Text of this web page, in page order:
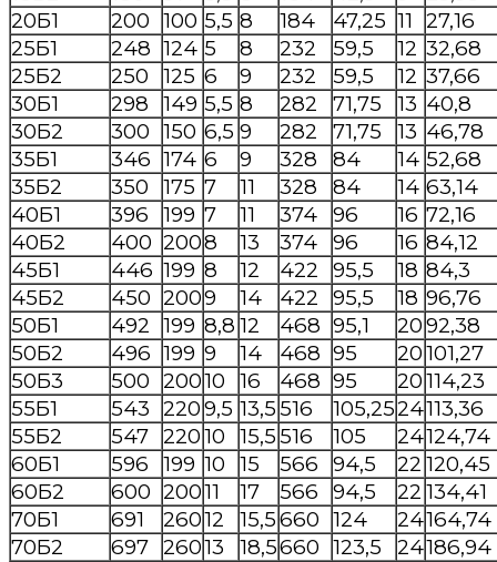
20Б1
200 100 5,5 8 184 47,25 11
27,16
25Б1
248 124 5 8 232 59,5 12 32,68
25Б2
250 125 6 9 232 59,5 12 37,66
30Б1
298 149 5,5 8 282 71,75 13 40,8
30Б2
300 150 6,5 9 282 71,75 13 46,78
35Б1
346 174 6 9 328 84 14 52,68
35Б2
350 175 7 11 328 84 14 63,14
40Б1
396 199 7 11 374 96 16 72,16
40Б2
400 2008 13 374 96 16 84,12
45Б1
446 199 8 12 422 95,5 18 84,3
45Б2
450 2009 14 422 95,5 18 96,76
50Б1
492 199 8,8 12 468 95,1 2092,38
50Б2
496 199 9 14 468 95 20101,27
50Б3
500 20010 16 468 95 20114,23
55Б1
543 2209,5 13,5516 105,2524113,36
55Б2
547 22010 15,5516 105 24124,74
60Б1
596 199 10 15 566 94,5 22 120,45
60Б2
600 20011 17 566 94,5 22 134,41
70Б1
691 26012 15,5660 124 24164,74
70Б2
697 26013 18,5660 123,5 24186,94